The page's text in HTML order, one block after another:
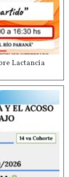
Lactancia